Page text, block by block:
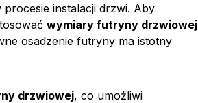
instalacji drzwi. Aby
wymiary futryny drzwiowej
osadzenie futryny ma istotny
drzwiowej, co umożliwi